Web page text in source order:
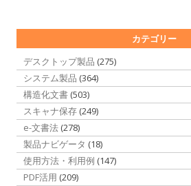
カテゴリー
デスクトップ製品 (275)
システム製品 (364)
構造化文書 (503)
スキャナ保存 (249)
e-文書法 (278)
製品ナビゲータ (18)
使用方法・利用例 (147)
PDF活用 (209)